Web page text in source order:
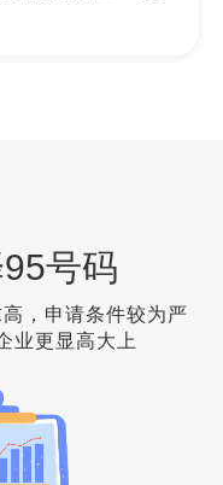
号码
，申请条件较为严
业更显高大上